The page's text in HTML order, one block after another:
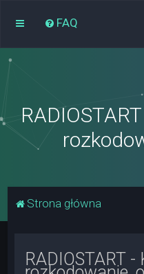
FAQ
Strona główna
RADIOSTART -